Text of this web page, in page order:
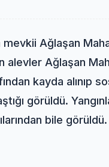
mevkii Ağlaşan
alevler Ağlaşan
kayda alınıp
görüldü.
bile görüldü.